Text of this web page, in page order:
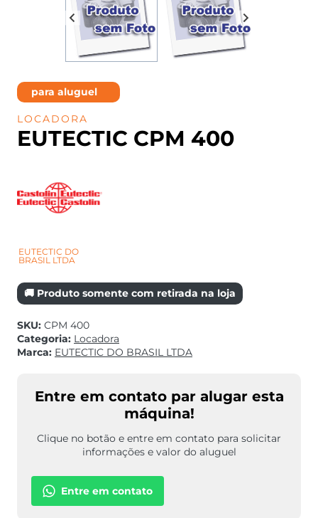
para aluguel
LOCADORA
EUTECTIC CPM 400
EUTECTIC DO
BRASIL LTDA
🚚 Produto somente com retirada na loja
SKU: CPM 400
Categoria: Locadora
Marca: EUTECTIC DO BRASIL LTDA
Entre em contato par alugar esta
máquina!
Clique no botão e entre em contato para solicitar
informações e valor do aluguel
Entre em contato